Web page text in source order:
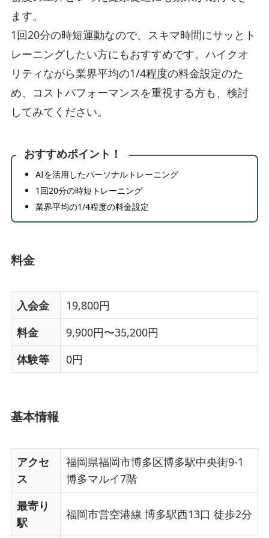
ます。
1回20分の時短運動なので、スキマ時間にサッとト
レーニングしたい方にもおすすめです。ハイクオ
リティながら業界平均の1/4程度の料金設定のた
め、コストパフォーマンスを重視する方も、検討
してみてください。
おすすめポイント！
AIを活用したパーソナルトレーニング
1回20分の時短トレーニング
業界平均の1/4程度の料金設定
料金
入会金
19,800円
料金
9,900円〜35,200円
体験等
0円
基本情報
アクセ
ス
福岡県福岡市博多区博多駅中央街9-1
博多マルイ7階
最寄り
駅
福岡市営空港線 博多駅西13口 徒歩2分